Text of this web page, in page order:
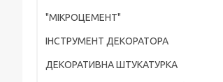
"МІКРОЦЕМЕНТ"
ІНСТРУМЕНТ ДЕКОРАТОРА
ДЕКОРАТИВНА ШТУКАТУРКА